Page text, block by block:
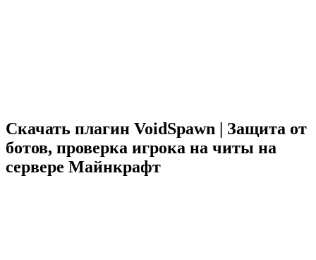
Скачать плагин VoidSpawn | Защита от
ботов, проверка игрока на читы на
сервере Майнкрафт